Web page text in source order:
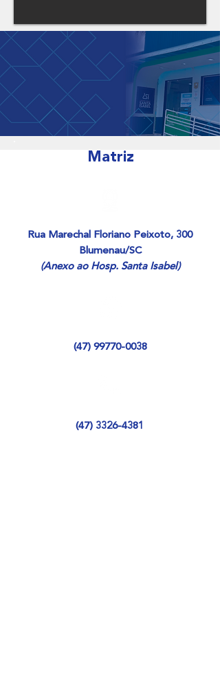
Matriz
Rua Marechal Floriano Peixoto, 300
Blumenau/SC
(Anexo ao Hosp. Santa Isabel)
(47) 99770-0038
(47) 3326-4381